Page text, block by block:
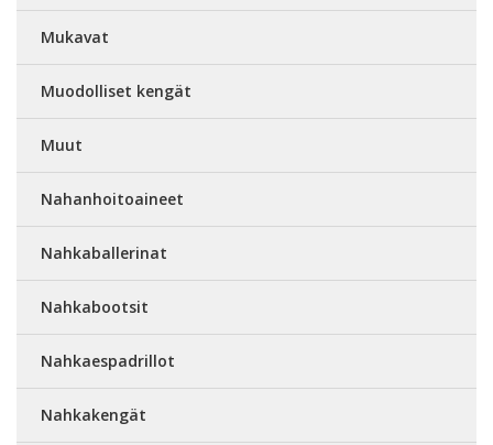
Mukavat
Muodolliset kengät
Muut
Nahanhoitoaineet
Nahkaballerinat
Nahkabootsit
Nahkaespadrillot
Nahkakengät